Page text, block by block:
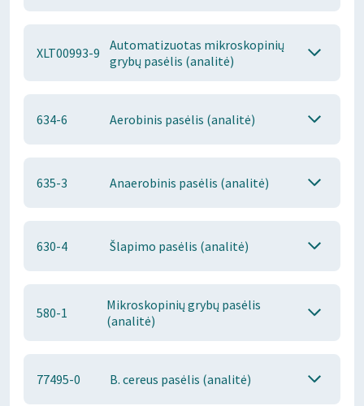
XLT00993-9
Automatizuotas mikroskopinių
grybų pasėlis (analitė)
634-6 Aerobinis pasėlis (analitė)
635-3 Anaerobinis pasėlis (analitė)
630-4 Šlapimo pasėlis (analitė)
580-1
Mikroskopinių grybų pasėlis
(analitė)
77495-0 B. cereus pasėlis (analitė)